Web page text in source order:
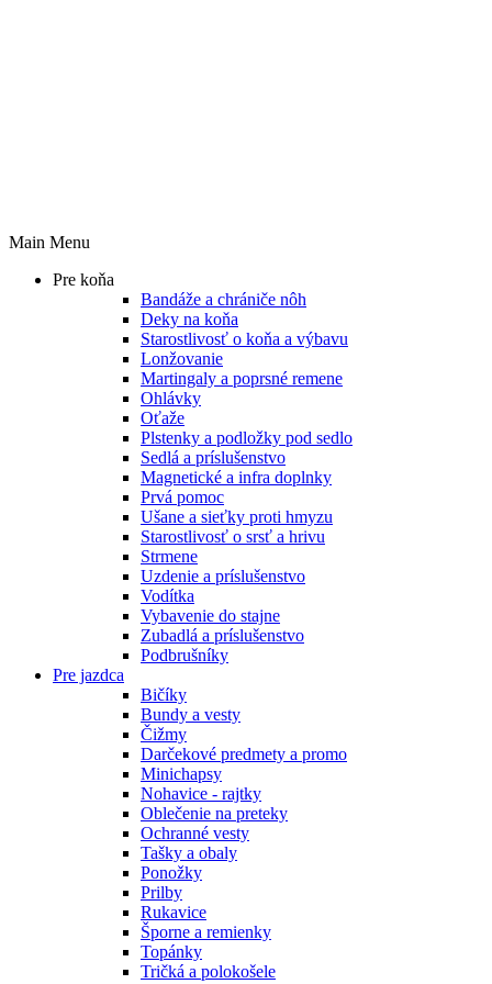
Main Menu
Pre koňa
Bandáže a chrániče nôh
Deky na koňa
Starostlivosť o koňa a výbavu
Lonžovanie
Martingaly a poprsné remene
Ohlávky
Oťaže
Plstenky a podložky pod sedlo
Sedlá a príslušenstvo
Magnetické a infra doplnky
Prvá pomoc
Ušane a sieťky proti hmyzu
Starostlivosť o srsť a hrivu
Strmene
Uzdenie a príslušenstvo
Vodítka
Vybavenie do stajne
Zubadlá a príslušenstvo
Podbrušníky
Pre jazdca
Bičíky
Bundy a vesty
Čižmy
Darčekové predmety a promo
Minichapsy
Nohavice - rajtky
Oblečenie na preteky
Ochranné vesty
Tašky a obaly
Ponožky
Prilby
Rukavice
Šporne a remienky
Topánky
Tričká a polokošele